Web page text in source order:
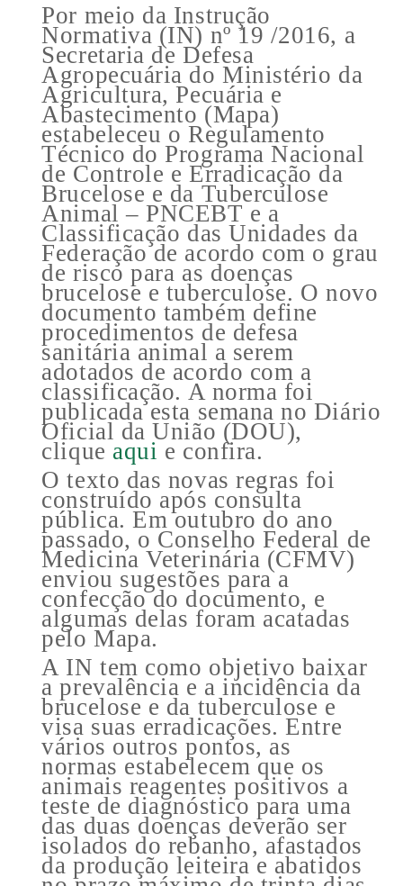
Por meio da Instrução
Normativa (IN) nº 19 /2016, a
Secretaria de Defesa
Agropecuária do Ministério da
Agricultura, Pecuária e
Abastecimento (Mapa)
estabeleceu o Regulamento
Técnico do Programa Nacional
de Controle e Erradicação da
Brucelose e da Tuberculose
Animal – PNCEBT e a
Classificação das Unidades da
Federação de acordo com o grau
de risco para as doenças
brucelose e tuberculose. O novo
documento também define
procedimentos de defesa
sanitária animal a serem
adotados de acordo com a
classificação. A norma foi
publicada esta semana no Diário
Oficial da União (DOU),
clique aqui e confira.
O texto das novas regras foi
construído após consulta
pública. Em outubro do ano
passado, o Conselho Federal de
Medicina Veterinária (CFMV)
enviou sugestões para a
confecção do documento, e
algumas delas foram acatadas
pelo Mapa.
A IN tem como objetivo baixar
a prevalência e a incidência da
brucelose e da tuberculose e
visa suas erradicações. Entre
vários outros pontos, as
normas estabelecem que os
animais reagentes positivos a
teste de diagnóstico para uma
das duas doenças deverão ser
isolados do rebanho, afastados
da produção leiteira e abatidos